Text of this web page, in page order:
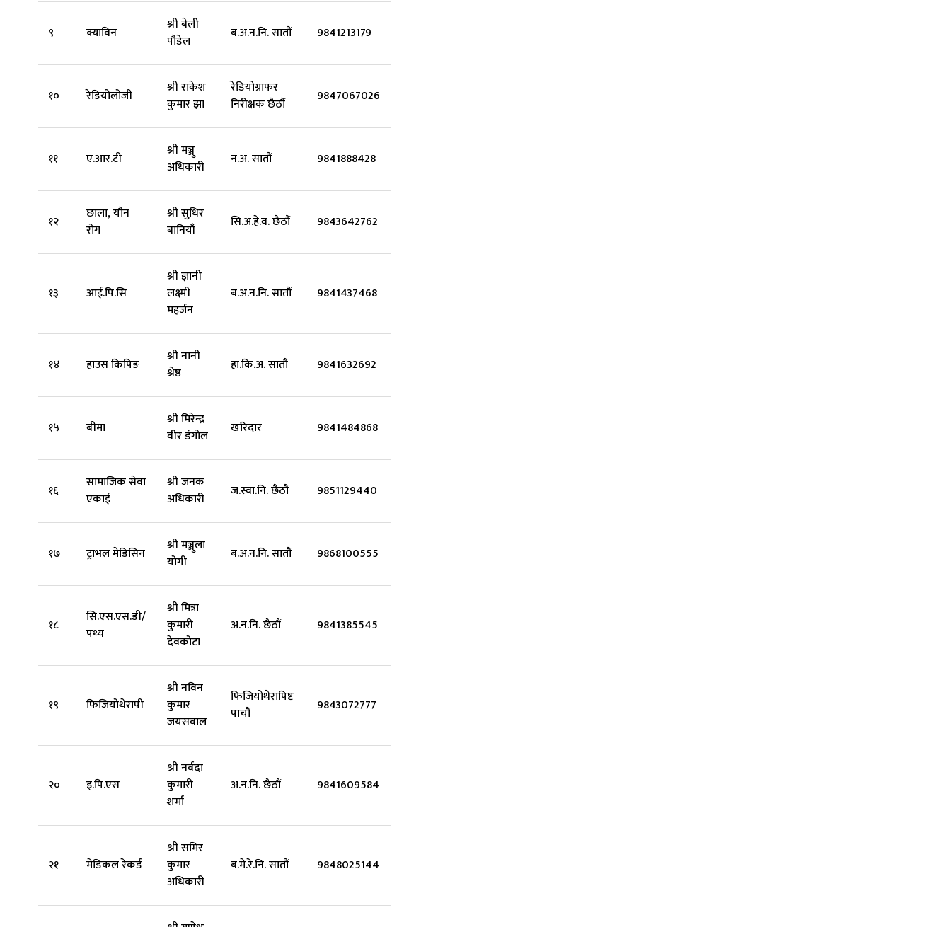
९ क्याविन
श्री बेली
पौडेल
ब.अ.न.नि. सातौं 9841213179
१० रेडियोलोजी
श्री राकेश
कुमार झा
रेडियोग्राफर
निरीक्षक छैठौं
9847067026
११ ए.आर.टी
श्री मञ्जु
अधिकारी
न.अ. सातौं 9841888428
१२
छाला, यौन
रोग
श्री सुधिर
बानियाँ
सि.अ.हे.व. छैठौं 9843642762
१३ आई.पि.सि
श्री ज्ञानी
लक्ष्मी
महर्जन
ब.अ.न.नि. सातौं 9841437468
१४ हाउस किपिङ
श्री नानी
श्रेष्ठ
हा.कि.अ. सातौं 9841632692
१५ बीमा
श्री मिरेन्द्र
वीर डंगोल
खरिदार 9841484868
१६
सामाजिक सेवा
एकाई
श्री जनक
अधिकारी
ज.स्वा.नि. छैठौं 9851129440
१७ ट्राभल मेडिसिन
श्री मञ्जुला
योगी
ब.अ.न.नि. सातौं 9868100555
१८
सि.एस.एस.डी/
पथ्य
श्री मित्रा
कुमारी
देवकोटा
अ.न.नि. छैठौं 9841385545
१९ फिजियोथेरापी
श्री नविन
कुमार
जयसवाल
फिजियोथेरापिष्ट
पाचौं
9843072777
२० इ.पि.एस
श्री नर्वदा
कुमारी
शर्मा
अ.न.नि. छैठौं 9841609584
२१ मेडिकल रेकर्ड
श्री समिर
कुमार
अधिकारी
ब.मे.रे.नि. सातौं 9848025144